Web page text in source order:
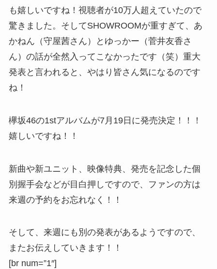
も嬉しいですね！視聴者が10万人超えていたので
驚きました。そしてSHOWROOMが重すぎて、あ
かねん（守屋茜さん）とゆっかー（菅井友香さ
ん）の話が全然入ってこなかったです（笑）重大
発表と言われると、やはり皆さん気になるのです
ね！
欅坂46の1stアルバムが7月19日に発売決定！！！
嬉しいですね！！
新曲や新ユニット、映像特典、発売を記念した個
別握手会などが目白押しですので、ファンの方は
来週の予約をお忘れなく！！
そして、来週にも別の発表があるようですので、
またお伝えしていきます！！
[br num=”1″]